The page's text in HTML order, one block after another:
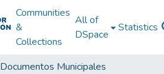
Communities
&
Collections
All of
DSpace
Statistics
Documentos Municipales